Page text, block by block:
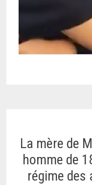
La mère de
homme de
régime